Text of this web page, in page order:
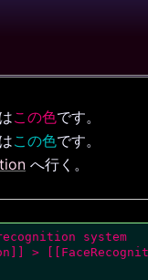
この色です。
この色です。
へ行く。
system
>